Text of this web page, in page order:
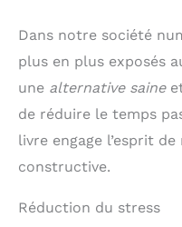
Dans notre société
plus en plus exposés
une alternative saine
de réduire le temps
livre engage l’esprit
constructive.
Réduction du stress